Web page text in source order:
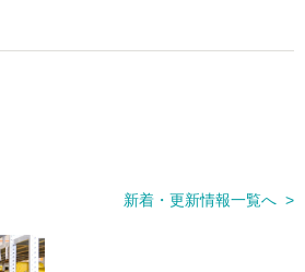
新着・更新情報一覧へ >